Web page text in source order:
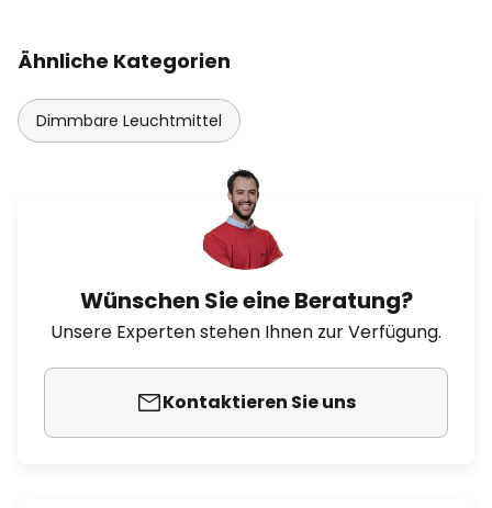
Ähnliche Kategorien
Dimmbare Leuchtmittel
Wünschen Sie eine Beratung?
Unsere Experten stehen Ihnen zur Verfügung.
Kontaktieren Sie uns